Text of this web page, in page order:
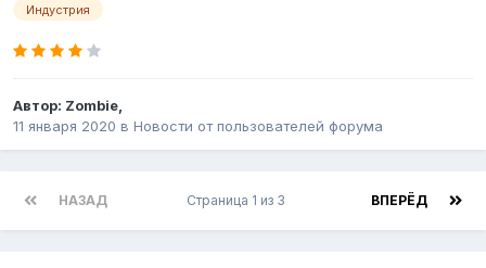
Индустрия
Автор: Zombie,
11 января 2020 в Новости от пользователей форума
НАЗАД ВПЕРЁД
Страница 1 из 3